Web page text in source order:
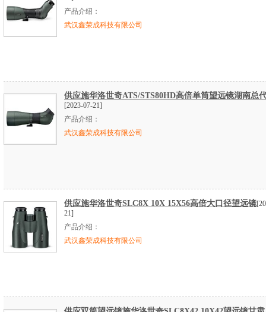
产品介绍：
武汉鑫荣成科技有限公司
供应施华洛世奇ATS/STS80HD高倍单筒望远镜湖南总
[2023-07-21]
产品介绍：
武汉鑫荣成科技有限公司
供应施华洛世奇SLC8X 10X 15X56高倍大口径望远镜
21]
产品介绍：
武汉鑫荣成科技有限公司